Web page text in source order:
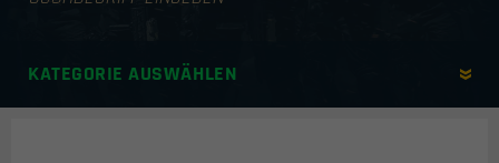
KATEGORIE AUSWÄHLEN